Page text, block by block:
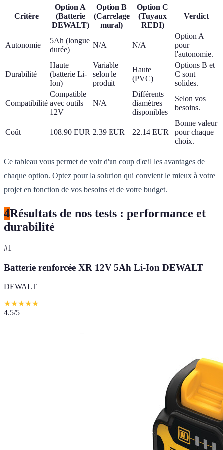
Critère
Option A
(Batterie
DEWALT)
Option B
(Carrelage
mural)
Option C
(Tuyaux
REDI)
Verdict
Autonomie
5Ah (longue
durée)
N/A N/A
Option A
pour
l'autonomie.
Durabilité
Haute
(batterie Li-
Ion)
Variable
selon le
produit
Haute
(PVC)
Options B et
C sont
solides.
Compatibilité
Compatible
avec outils
12V
N/A
Différents
diamètres
disponibles
Selon vos
besoins.
Coût 108.90 EUR 2.39 EUR 22.14 EUR
Bonne valeur
pour chaque
choix.
Ce tableau vous permet de voir d'un coup d'œil les avantages de
chaque option. Optez pour la solution qui convient le mieux à votre
projet en fonction de vos besoins et de votre budget.
4Résultats de nos tests : performance et
durabilité
#1
Batterie renforcée XR 12V 5Ah Li-Ion DEWALT
DEWALT
★★★★★
4.5/5